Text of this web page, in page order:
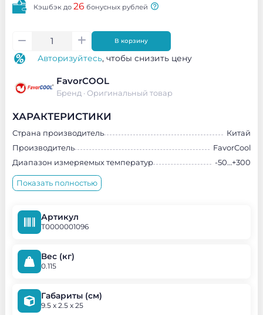
Кэшбэк до 26 бонусных рублей
В корзину
Авторизуйтесь, чтобы снизить цену
FavorCOOL
Бренд · Оригинальный товар
ХАРАКТЕРИСТИКИ
Страна производитель
Китай
Производитель
FavorCool
Диапазон измеряемых температур
-50…+300
Показать полностью
Артикул
Т0000001096
Вес (кг)
0.115
Габариты (см)
9.5 x 2.5 x 25